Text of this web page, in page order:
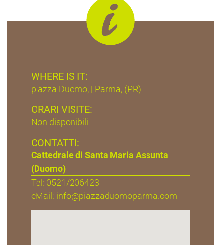
WHERE IS IT:
piazza Duomo, | Parma, (PR)
ORARI VISITE:
Non disponibili
CONTATTI:
Cattedrale di Santa Maria Assunta
(Duomo)
Tel: 0521/206423
eMail: info@piazzaduomoparma.com